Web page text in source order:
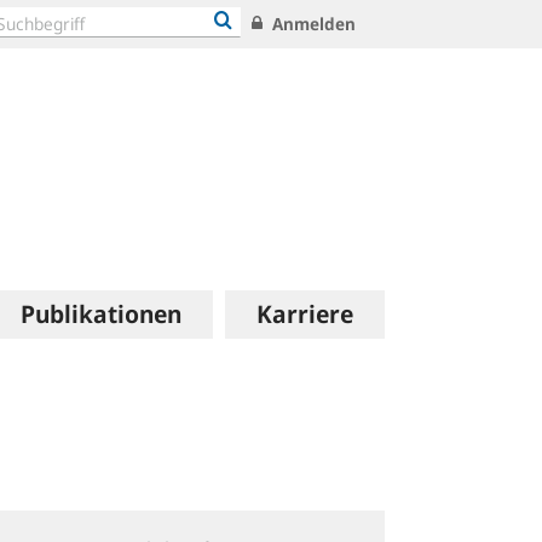
Anmelden
Publikationen Karriere